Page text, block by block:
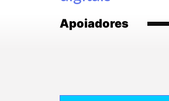
Apoiadores